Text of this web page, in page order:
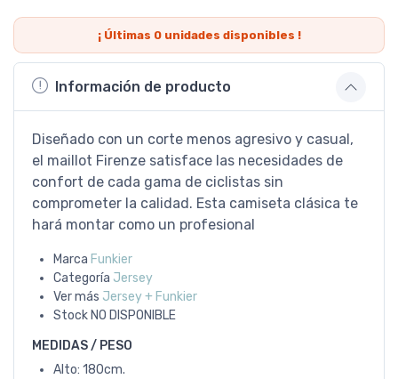
¡ Últimas 0unidades disponibles !
Información de producto
Diseñado con un corte menos agresivo y casual,
el maillot Firenze satisface las necesidades de
confort de cada gama de ciclistas sin
comprometer la calidad. Esta camiseta clásica te
hará montar como un profesional
Marca Funkier
Categoría Jersey
Ver más Jersey + Funkier
Stock NO DISPONIBLE
MEDIDAS / PESO
Alto: 180cm.